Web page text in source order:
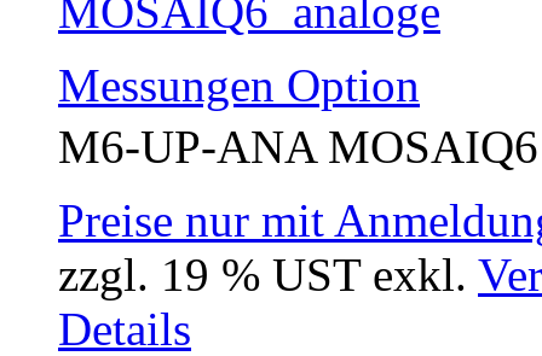
M6-UP-ANA MOSAIQ6
Preise nur mit
zzgl. 19 % UST exkl.
Details